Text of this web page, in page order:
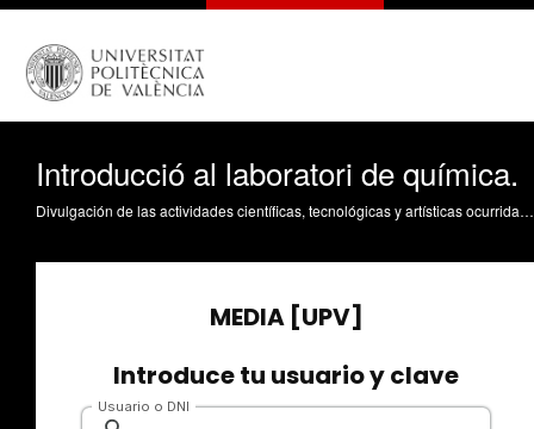
Introducció al laboratori de química.
Divulgación de las actividades científicas, tecnológicas y artísticas ocurridas en los tres campus de la UPV